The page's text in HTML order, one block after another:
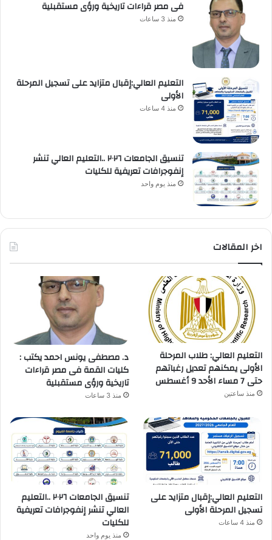
فى مصر قراءات تاريخية ورؤى مستقبلية
منذ 3 ساعات
التعليم العالي:إقبال متزايد على تسجيل المرحلة
الأولى
منذ 4 ساعات
تنسيق الجامعات ٢٠٢٦ ..التعليم العالي تنشر
إنفوجرافات تعريفية للكليات
منذ يوم واحد
اخر المقالات
التعليم العالي: طلاب المرحلة
الأولى يمكنهم تعديل رغباتهم
حتى 7 مساء الأحد 9 أغسطس
منذ ساعتين
د. مصطفى يونس احمد يكتب :
كليات القمة فى مصر قراءات
تاريخية ورؤى مستقبلية
منذ 3 ساعات
التعليم العالي:إقبال متزايد على
تسجيل المرحلة الأولى
منذ 4 ساعات
تنسيق الجامعات ٢٠٢٦ ..التعليم
العالي تنشر إنفوجرافات تعريفية
للكليات
منذ يوم واحد